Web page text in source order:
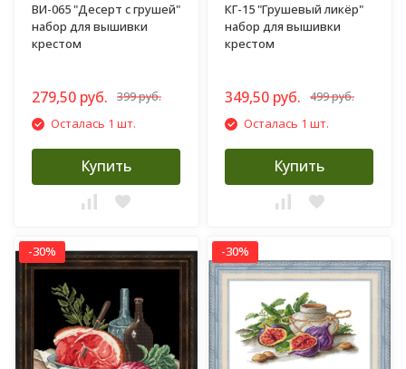
ВИ-065 "Десерт с грушей"
набор для вышивки
крестом
279,50 руб. 399 руб.
Осталась 1 шт.
Купить
КГ-15 "Грушевый ликёр"
набор для вышивки
крестом
349,50 руб. 499 руб.
Осталась 1 шт.
Купить
-30% -30%